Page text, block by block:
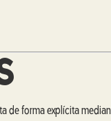
de forma explícita